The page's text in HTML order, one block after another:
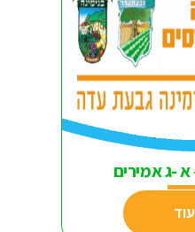
א -ג אמירים